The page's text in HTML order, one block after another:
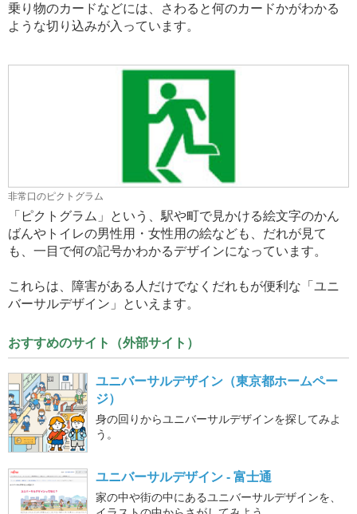
乗り物のカードなどには、さわると何のカードかがわかる
ような切り込みが入っています。
非常口のピクトグラム
「ピクトグラム」という、駅や町で見かける絵文字のかん
ばんやトイレの男性用・女性用の絵なども、だれが見て
も、一目で何の記号かわかるデザインになっています。
これらは、障害がある人だけでなくだれもが便利な「ユニ
バーサルデザイン」といえます。
おすすめのサイト（外部サイト）
ユニバーサルデザイン（東京都ホームペー
ジ）
身の回りからユニバーサルデザインを探してみよ
う。
ユニバーサルデザイン - 富士通
家の中や街の中にあるユニバーサルデザインを、